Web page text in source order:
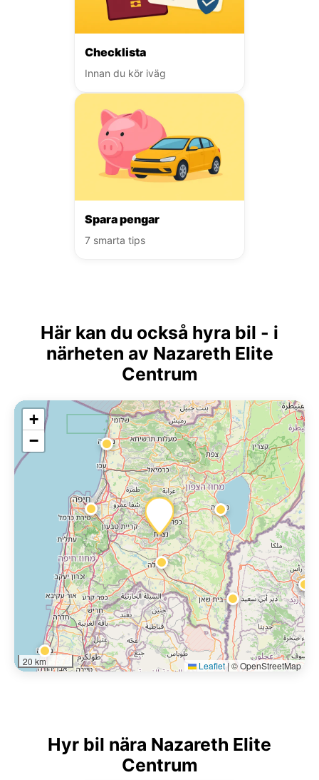
Checklista
Innan du kör iväg
Spara pengar
7 smarta tips
Här kan du också hyra bil - i
närheten av Nazareth Elite
Centrum
+
−
20 km Leaflet | © OpenStreetMap
Hyr bil nära Nazareth Elite
Centrum